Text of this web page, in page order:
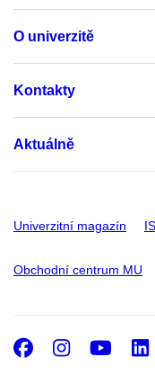
O univerzitě
Kontakty
Aktuálně
Univerzitní magazín
Obchodní centrum MU
Facebook